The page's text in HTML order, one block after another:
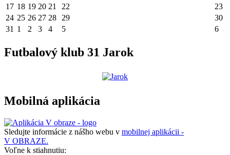
17 18 19 20 21 22
23
24 25 26 27 28 29
30
31 1 2 3 4 5 6
Futbalový klub 31 Jarok
Mobilná aplikácia
Sledujte informácie z nášho webu v mobilnej aplikácii -
V OBRAZE.
Voľne k stiahnutiu: